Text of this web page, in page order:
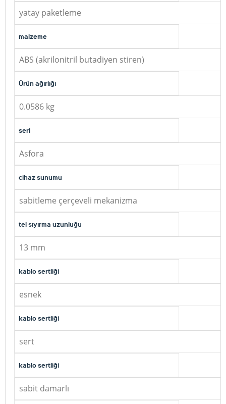
yatay paketleme
malzeme
ABS (akrilonitril butadiyen stiren)
Ürün ağırlığı
0.0586 kg
seri
Asfora
cihaz sunumu
sabitleme çerçeveli mekanizma
tel sıyırma uzunluğu
13 mm
kablo sertliği
esnek
kablo sertliği
sert
kablo sertliği
sabit damarlı